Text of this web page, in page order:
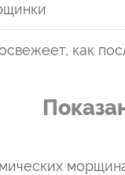
как